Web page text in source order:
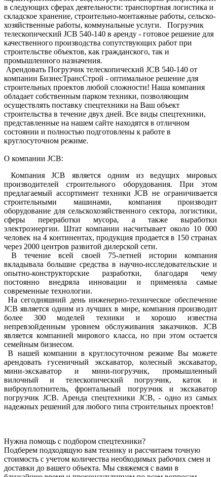
в следующих сферах деятельности: транспортная логистика и
складское хранение, строительно-монтажные работы, сельско-
хозяйственные работы, коммунальные услуги. Погрузчик
телескопический JCB 540-140 в аренду - готовое решение для
качественного производства сопутствующих работ при
строительстве объектов, как гражданского, так и
промышленного назначения.
Арендовать Погрузчик телескопический JCB 540-140 от
компании БизнесТрансСтрой - оптимальное решение для
строительных проектов любой сложности! Наша компания
обладает собственным парком техники, позволяющим
осуществлять поставку спецтехники на Ваш объект
строительства в течение двух дней. Все виды спецтехники,
представленные на нашем сайте находятся в отличном
состоянии и полностью подготовлены к работе в
круглосуточном режиме.
О компании JCB:
Компания JCB является одним из ведущих мировых
производителей строительного оборудования. При этом
предлагаемый ассортимент техники JCB не ограничивается
строительными машинами, компания производит
оборудование для сельскохозяйственного сектора, логистики,
сферы переработки мусора, а также выработки
электроэнергии. Штат компании насчитывает около 10 000
человек на 4 континентах, продукция продается в 150 странах
через 2000 центров развитой дилерской сети.
В течение всей своей 75-летней истории компания
вкладывала большие средства в научно-исследовательские и
опытно-конструкторские разработки, благодаря чему
постоянно внедряла инновации и применяла самые
современные технологии.
На сегодняшний день инженерно-техническое обеспечение
JCB является одним из лучших в мире, компания производит
более 300 моделей техники и хорошо известна
непревзойденным уровнем обслуживания заказчиков. JCB
является компанией мирового класса, но при этом остается
семейным бизнесом.
В нашей компании в круглосуточном режиме Вы можете
арендовать гусеничный экскаватор, колесный экскаватор,
мини-экскаватор и мини-погрузчик, промышленный
вилочный и телескопический погрузчик, каток и
виброуплотнитель, фронтальный погрузчик и экскаватор
погрузчик JCB. Аренда спецтехники JCB, - одно из самых
надежных решений для любого типа строительных проектов!
Нужна помощь с подбором спецтехники?
Подберем подходящую вам технику и рассчитаем точную
стоимость с учетом количества необходимых рабочих смен и
доставки до вашего объекта. Мы свяжемся с вами в